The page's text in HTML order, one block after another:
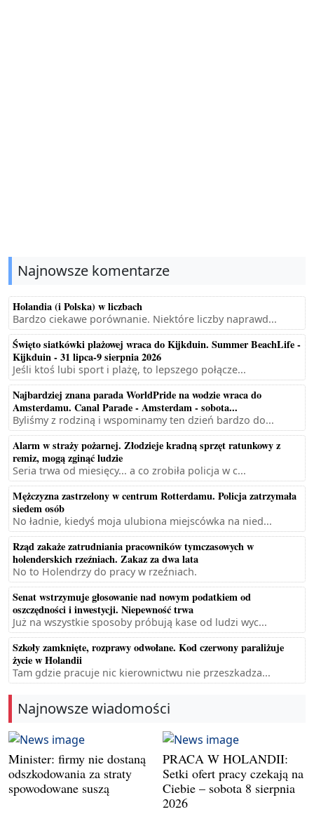
Najnowsze komentarze
Holandia (i Polska) w liczbach
Bardzo ciekawe porównanie. Niektóre liczby naprawd...
Święto siatkówki plażowej wraca do Kijkduin. Summer BeachLife -
Kijkduin - 31 lipca-9 sierpnia 2026
Jeśli ktoś lubi sport i plażę, to lepszego połącze...
Najbardziej znana parada WorldPride na wodzie wraca do
Amsterdamu. Canal Parade - Amsterdam - sobota...
Byliśmy z rodziną i wspominamy ten dzień bardzo do...
Alarm w straży pożarnej. Złodzieje kradną sprzęt ratunkowy z
remiz, mogą zginąć ludzie
Seria trwa od miesięcy... a co zrobiła policja w c...
Mężczyzna zastrzelony w centrum Rotterdamu. Policja zatrzymała
siedem osób
No ładnie, kiedyś moja ulubiona miejscówka na nied...
Rząd zakaże zatrudniania pracowników tymczasowych w
holenderskich rzeźniach. Zakaz za dwa lata
No to Holendrzy do pracy w rzeźniach.
Senat wstrzymuje głosowanie nad nowym podatkiem od
oszczędności i inwestycji. Niepewność trwa
Już na wszystkie sposoby próbują kase od ludzi wyc...
Szkoły zamknięte, rozprawy odwołane. Kod czerwony paraliżuje
życie w Holandii
Tam gdzie pracuje nic kierownictwu nie przeszkadza...
Najnowsze wiadomości
Minister: firmy nie dostaną
odszkodowania za straty
spowodowane suszą
PRACA W HOLANDII:
Setki ofert pracy czekają na
Ciebie – sobota 8 sierpnia
2026